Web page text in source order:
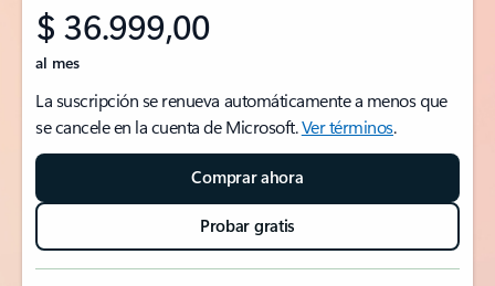
$ 36.999,00
al mes
La suscripción se renueva automáticamente a menos que
se cancele en la cuenta de Microsoft.Ver términos.
Comprar ahora
Probar gratis